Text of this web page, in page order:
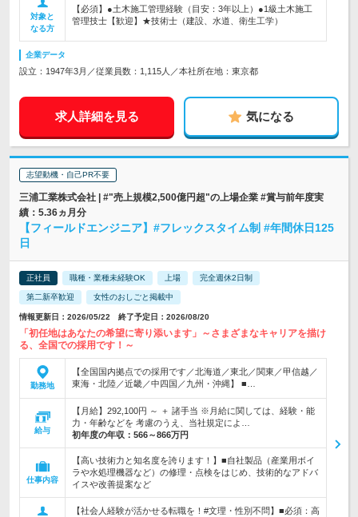
対象と
なる方
【必須】●土木施工管理経験（目安：3年以上）●1級土木施工
管理技士【歓迎】★技術士（建設、水道、衛生工学）
企業データ
設立：1947年3月／従業員数：1,115人／本社所在地：東京都
求人詳細を見る 気になる
志望動機・自己PR不要
三浦工業株式会社 | #"売上規模2,500億円超"の上場企業 #賞与前年度実
績：5.36ヵ月分
【フィールドエンジニア】#フレックスタイム制 #年間休日125
日
正社員 職種・業種未経験OK 上場 完全週休2日制
第二新卒歓迎 女性のおしごと掲載中
情報更新日：2026/05/22 終了予定日：2026/08/20
「初任地はあなたの希望に寄り添います」～さまざまなキャリアを描け
る、全国での採用です！～
勤務地
【全国国内拠点での採用です／北海道／東北／関東／甲信越／
東海・北陸／近畿／中四国／九州・沖縄】 ■…
給与
【月給】292,100円 ～ ＋ 諸手当 ※月給に関しては、経験・能
力・年齢などを 考慮のうえ、当社規定によ…
初年度の年収： 566～866万円
仕事内容
【高い技術力と知名度を誇ります！】■自社製品（産業用ボイ
ラや水処理機器など）の修理・点検をはじめ、技術的なアドバ
イスや改善提案など
【社会人経験が活かせる転職を！#文理・性別不問】■必須：高